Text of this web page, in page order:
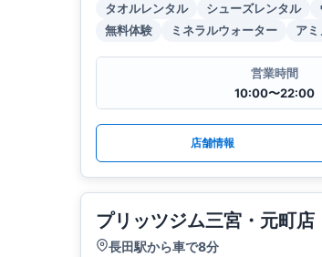
タオルレンタル シューズレンタル
無料体験
ミネラルウォーター ア
営業時間
10:00〜22:00
店舗情報
プリッツジム三宮・元町店
長田駅から車で8分